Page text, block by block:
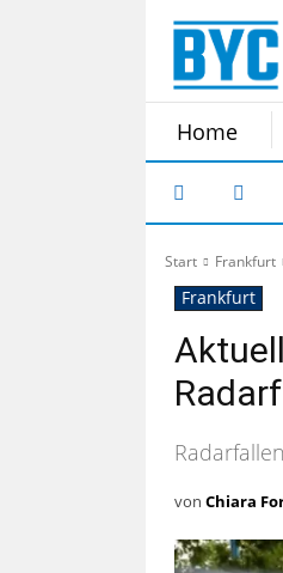
Home
Start Frankfurt
Frankfurt
von Chiara